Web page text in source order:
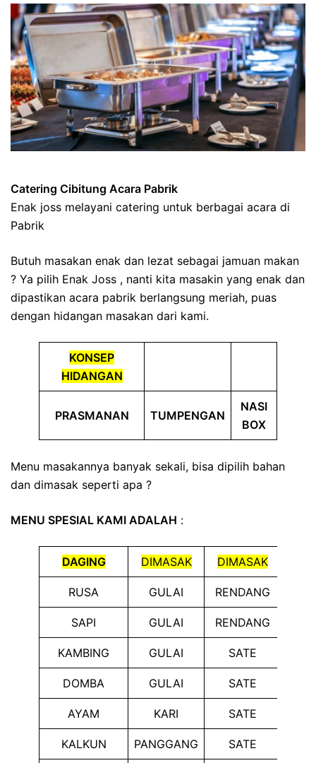
Catering Cibitung Acara Pabrik
Enak joss melayani catering untuk berbagai acara di
Pabrik
Butuh masakan enak dan lezat sebagai jamuan makan
? Ya pilih Enak Joss , nanti kita masakin yang enak dan
dipastikan acara pabrik berlangsung meriah, puas
dengan hidangan masakan dari kami.
KONSEP
HIDANGAN
PRASMANAN TUMPENGAN
NASI
BOX
Menu masakannya banyak sekali, bisa dipilih bahan
dan dimasak seperti apa ?
MENU SPESIAL KAMI ADALAH :
DAGING DIMASAK DIMASAK
RUSA GULAI RENDANG
SAPI GULAI RENDANG
KAMBING GULAI SATE
DOMBA GULAI SATE
AYAM KARI SATE
KALKUN PANGGANG SATE